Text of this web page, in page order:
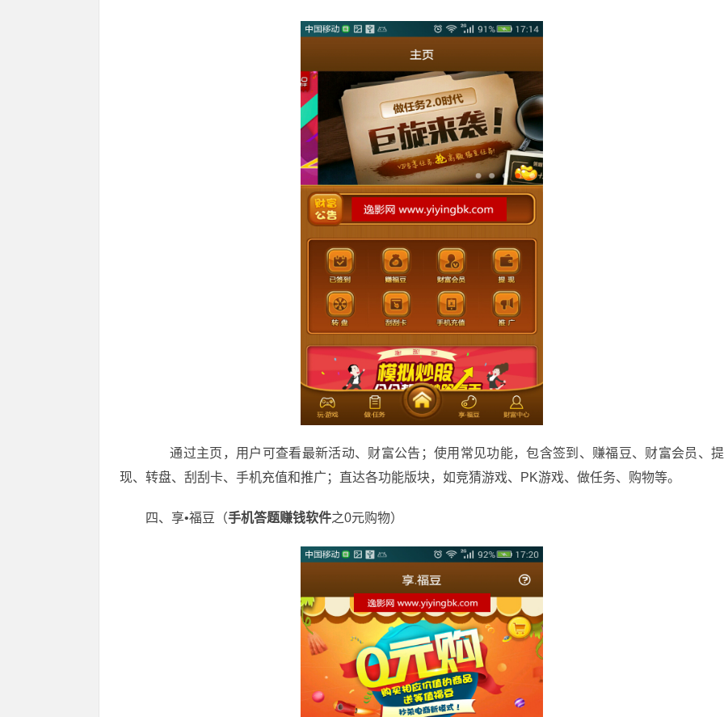
通过主页，用户可查看最新活动、财富公告；使用常见功能，包含签到、赚福豆、财富会员、提
现、转盘、刮刮卡、手机充值和推广；直达各功能版块，如竞猜游戏、PK游戏、做任务、购物等。
四、享•福豆（手机答题赚钱软件之0元购物）